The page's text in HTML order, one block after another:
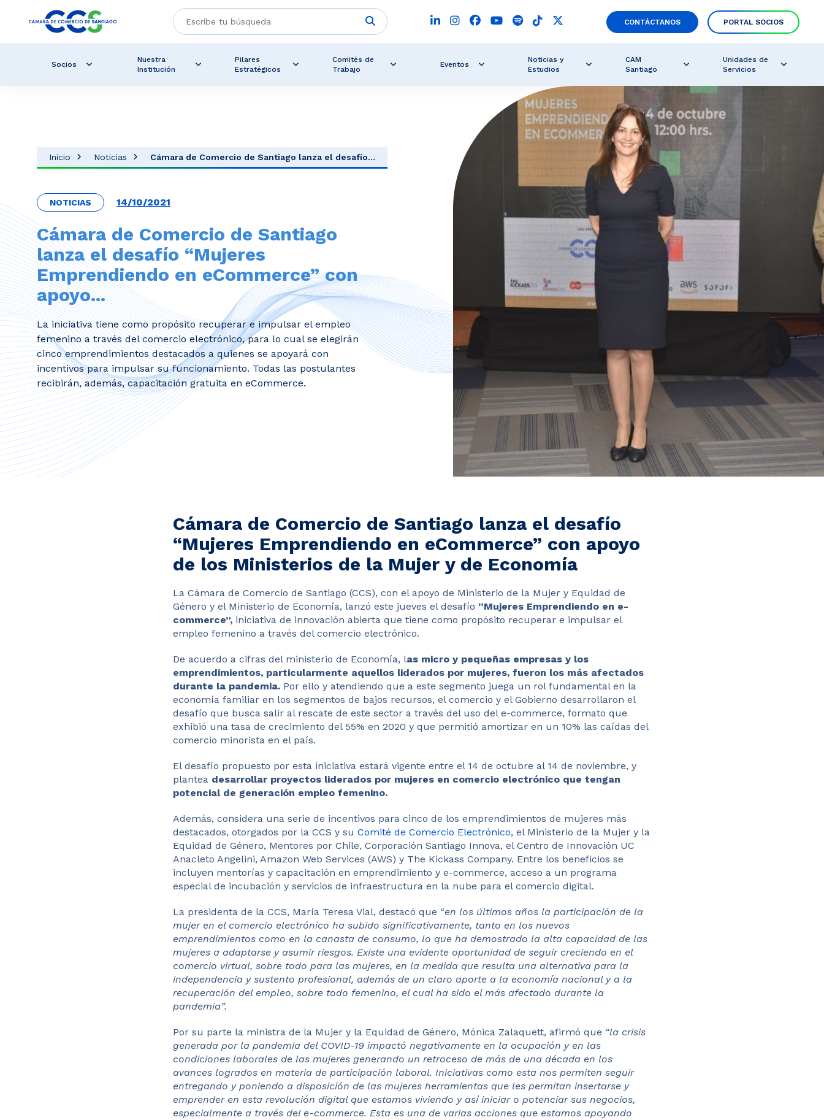
CONTÁCTANOS PORTAL SOCIOS
Socios
Nuestra
Institución
Pilares
Estratégicos
Comités de
Trabajo
Eventos
Noticias y
Estudios
CAM
Santiago
Unidades de
Servicios
Inicio Noticias Cámara de Comercio de Santiago lanza el desafío...
NOTICIAS 14/10/2021
Cámara de Comercio de Santiago
lanza el desafío “Mujeres
Emprendiendo en eCommerce” con
apoyo...
La iniciativa tiene como propósito recuperar e impulsar el empleo
femenino a través del comercio electrónico, para lo cual se elegirán
cinco emprendimientos destacados a quienes se apoyará con
incentivos para impulsar su funcionamiento. Todas las postulantes
recibirán, además, capacitación gratuita en eCommerce.
Cámara de Comercio de Santiago lanza el desafío
“Mujeres Emprendiendo en eCommerce” con apoyo
de los Ministerios de la Mujer y de Economía
La Cámara de Comercio de Santiago (CCS), con el apoyo de Ministerio de la Mujer y Equidad de
Género y el Ministerio de Economía, lanzó este jueves el desafío “Mujeres Emprendiendo en e-
commerce”, iniciativa de innovación abierta que tiene como propósito recuperar e impulsar el
empleo femenino a través del comercio electrónico.
De acuerdo a cifras del ministerio de Economía, las micro y pequeñas empresas y los
emprendimientos, particularmente aquellos liderados por mujeres, fueron los más afectados
durante la pandemia. Por ello y atendiendo que a este segmento juega un rol fundamental en la
economía familiar en los segmentos de bajos recursos, el comercio y el Gobierno desarrollaron el
desafío que busca salir al rescate de este sector a través del uso del e-commerce, formato que
exhibió una tasa de crecimiento del 55% en 2020 y que permitió amortizar en un 10% las caídas del
comercio minorista en el país.
El desafío propuesto por esta iniciativa estará vigente entre el 14 de octubre al 14 de noviembre, y
plantea desarrollar proyectos liderados por mujeres en comercio electrónico que tengan
potencial de generación empleo femenino.
Además, considera una serie de incentivos para cinco de los emprendimientos de mujeres más
destacados, otorgados por la CCS y su Comité de Comercio Electrónico, el Ministerio de la Mujer y la
Equidad de Género, Mentores por Chile, Corporación Santiago Innova, el Centro de Innovación UC
Anacleto Angelini, Amazon Web Services (AWS) y The Kickass Company. Entre los beneficios se
incluyen mentorías y capacitación en emprendimiento y e-commerce, acceso a un programa
especial de incubación y servicios de infraestructura en la nube para el comercio digital.
La presidenta de la CCS, María Teresa Vial, destacó que “en los últimos años la participación de la
mujer en el comercio electrónico ha subido significativamente, tanto en los nuevos
emprendimientos como en la canasta de consumo, lo que ha demostrado la alta capacidad de las
mujeres a adaptarse y asumir riesgos. Existe una evidente oportunidad de seguir creciendo en el
comercio virtual, sobre todo para las mujeres, en la medida que resulta una alternativa para la
independencia y sustento profesional, además de un claro aporte a la economía nacional y a la
recuperación del empleo, sobre todo femenino, el cual ha sido el más afectado durante la
pandemia”.
Por su parte la ministra de la Mujer y la Equidad de Género, Mónica Zalaquett, afirmó que “la crisis
generada por la pandemia del COVID-19 impactó negativamente en la ocupación y en las
condiciones laborales de las mujeres generando un retroceso de más de una década en los
avances logrados en materia de participación laboral. Iniciativas como esta nos permiten seguir
entregando y poniendo a disposición de las mujeres herramientas que les permitan insertarse y
emprender en esta revolución digital que estamos viviendo y así iniciar o potenciar sus negocios,
especialmente a través del e-commerce. Esta es una de varias acciones que estamos apoyando